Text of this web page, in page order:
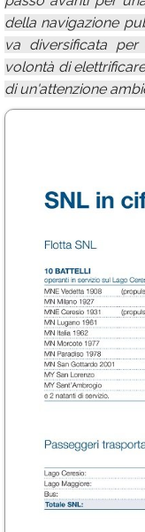
della navigazione
va diversificata
volontà di
di un'attenzione